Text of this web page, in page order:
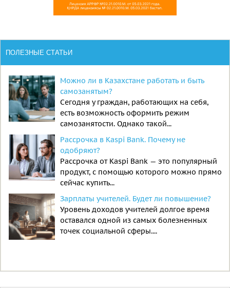
ПОЛЕЗНЫЕ СТАТЬИ
Можно ли в Казахстане работать и быть
самозанятым?
Сегодня у граждан, работающих на себя,
есть возможность оформить режим
самозанятости. Однако такой...
Рассрочка в Kaspi Bank. Почему не
одобряют?
Рассрочка от Kaspi Bank — это популярный
продукт, с помощью которого можно прямо
сейчас купить...
Зарплаты учителей. Будет ли повышение?
Уровень доходов учителей долгое время
оставался одной из самых болезненных
точек социальной сферы....